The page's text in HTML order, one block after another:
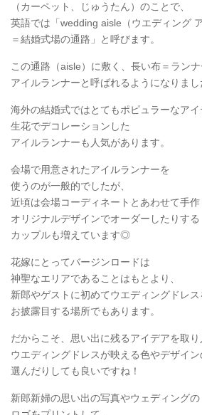
（カーペット、じゅうたん）のことで、
英語では「wedding aisle（ウエディング ア
＝結婚式場の通路」と呼びます。
この通路（aisle）に敷く、長い布＝ランナ
アイルランナーと呼ばれるようになりまし
海外の結婚式ではとてもポピュラーなアイ
生花でデコレーションした
アイルランナーも人気があります。
会場で用意されたアイルランナーを
使うのが一般的でしたが、
近頃は会場コーディネートとあわせて手作
オリジナルデザインでオーダーしたりする
カップルも増えています◎
花嫁にとってバージンロードは
神聖なエリアであることはもとより、
新郎やゲストに初めてウエディングドレス
お披露目する場所でもあります。
だからこそ、思い出に残るアイデアを取り
ウエディングドレスが映える色やデザイン
選んだりしても良いですね！
新郎新婦の思い出の写真やウェディングの